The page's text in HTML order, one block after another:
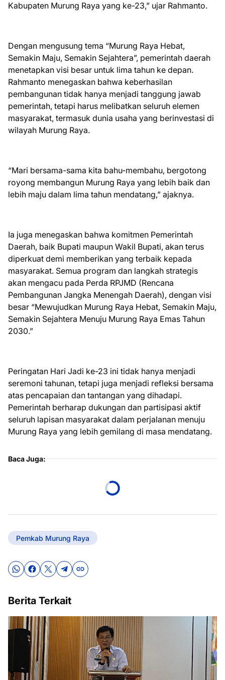
Kabupaten Murung Raya yang ke-23,” ujar Rahmanto.
Dengan mengusung tema “Murung Raya Hebat,
Semakin Maju, Semakin Sejahtera”, pemerintah daerah
menetapkan visi besar untuk lima tahun ke depan.
Rahmanto menegaskan bahwa keberhasilan
pembangunan tidak hanya menjadi tanggung jawab
pemerintah, tetapi harus melibatkan seluruh elemen
masyarakat, termasuk dunia usaha yang berinvestasi di
wilayah Murung Raya.
“Mari bersama-sama kita bahu-membahu, bergotong
royong membangun Murung Raya yang lebih baik dan
lebih maju dalam lima tahun mendatang,” ajaknya.
Ia juga menegaskan bahwa komitmen Pemerintah
Daerah, baik Bupati maupun Wakil Bupati, akan terus
diperkuat demi memberikan yang terbaik kepada
masyarakat. Semua program dan langkah strategis
akan mengacu pada Perda RPJMD (Rencana
Pembangunan Jangka Menengah Daerah), dengan visi
besar “Mewujudkan Murung Raya Hebat, Semakin Maju,
Semakin Sejahtera Menuju Murung Raya Emas Tahun
2030.”
Peringatan Hari Jadi ke-23 ini tidak hanya menjadi
seremoni tahunan, tetapi juga menjadi refleksi bersama
atas pencapaian dan tantangan yang dihadapi.
Pemerintah berharap dukungan dan partisipasi aktif
seluruh lapisan masyarakat dalam perjalanan menuju
Murung Raya yang lebih gemilang di masa mendatang.
Baca Juga:
Pemkab Murung Raya
Berita Terkait